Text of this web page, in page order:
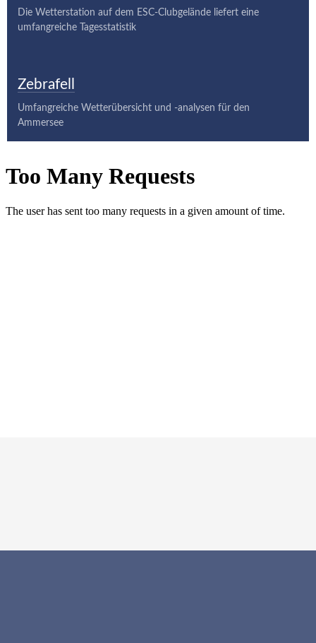
Die Wetterstation auf dem ESC-Clubgelände liefert eine
umfangreiche Tagesstatistik
Zebrafell
Umfangreiche Wetterübersicht und -analysen für den
Ammersee